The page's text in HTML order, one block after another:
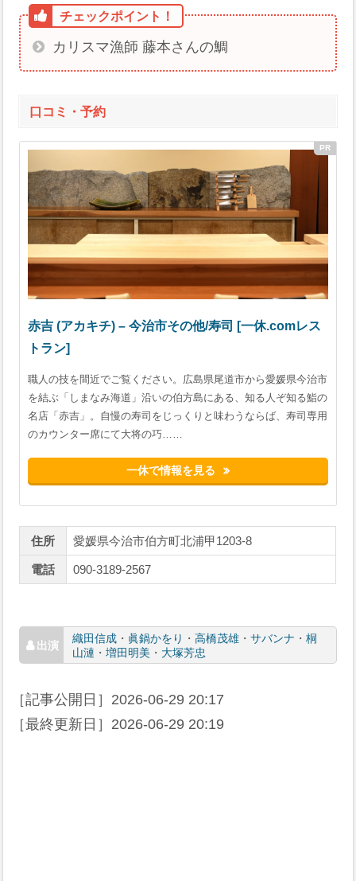
カリスマ漁師 藤本さんの鯛
口コミ・予約
赤吉 (アカキチ) – 今治市その他/寿司 [一休.comレス
トラン]
職人の技を間近でご覧ください。広島県尾道市から愛媛県今治市
を結ぶ「しまなみ海道」沿いの伯方島にある、知る人ぞ知る鮨の
名店「赤吉」。自慢の寿司をじっくりと味わうならば、寿司専用
のカウンター席にて大将の巧……
一休で情報を見る
住所 愛媛県今治市伯方町北浦甲1203-8
電話 090-3189-2567
織田信成・ 眞鍋かをり ・ 高橋茂雄・ サバンナ ・ 桐
山漣 ・ 増田明美 ・ 大塚芳忠
［記事公開日］ 2026-06-29 20:17
［最終更新日］ 2026-06-29 20:19